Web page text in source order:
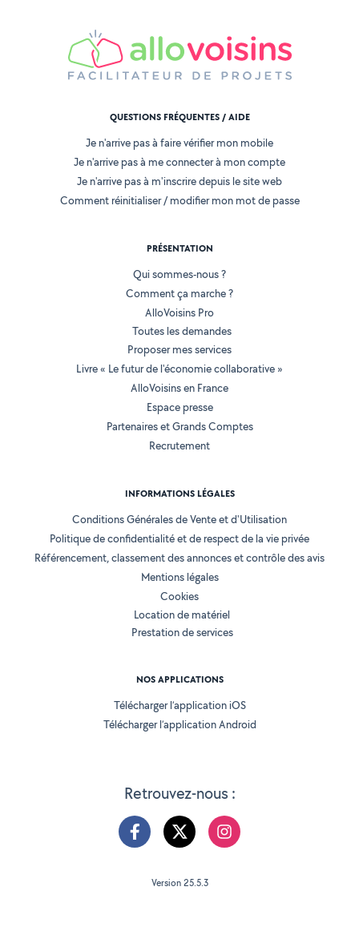
Retrouvez-nous :
QUESTIONS FRÉQUENTES / AIDE
Je n'arrive pas à faire vérifier mon mobile
Je n'arrive pas à me connecter à mon compte
Je n'arrive pas à m'inscrire depuis le site web
Comment réinitialiser / modifier mon mot de passe
PRÉSENTATION
Qui sommes-nous ?
Comment ça marche ?
AlloVoisins Pro
Toutes les demandes
Proposer mes services
Livre « Le futur de l'économie collaborative »
AlloVoisins en France
Espace presse
Partenaires et Grands Comptes
Recrutement
INFORMATIONS LÉGALES
Conditions Générales de Vente et d'Utilisation
Politique de confidentialité et de respect de la vie privée
Référencement, classement des annonces et contrôle des avis
Mentions légales
Cookies
Location de matériel
Prestation de services
NOS APPLICATIONS
Télécharger l’application iOS
Télécharger l’application Android
Version 25.5.3